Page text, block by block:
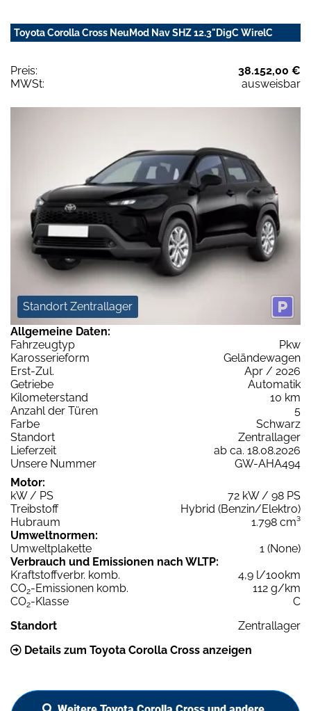
Toyota Corolla Cross NeuMod Nav SHZ 12.3"DigC WirelC
Preis:
38.152,00 €
MWSt:
ausweisbar
Standort Zentrallager
Allgemeine Daten:
Fahrzeugtyp
Pkw
Karosserieform
Geländewagen
Erst-Zul.
Apr / 2026
Getriebe
Automatik
Kilometerstand
10 km
Anzahl der Türen
5
Farbe
Schwarz
Standort
Zentrallager
Lieferzeit
ab ca. 18.08.2026
Unsere Nummer
GW-AHA494
Motor:
kW / PS
72 kW / 98 PS
Treibstoff
Hybrid (Benzin/Elektro)
Hubraum
1.798 cm³
Umweltnormen:
Umweltplakette
1 (None)
Verbrauch und Emissionen nach WLTP:
Kraftstoffverbr. komb.
4,9 l/100km
CO2-Emissionen komb.
112 g/km
CO2-Klasse
C
Standort
Zentrallager
Details zum Toyota Corolla Cross anzeigen